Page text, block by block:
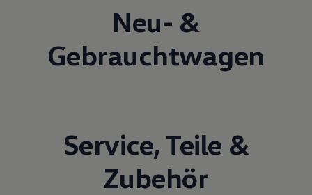
Neu- &
Gebrauchtwagen
Service, Teile &
Zubehör